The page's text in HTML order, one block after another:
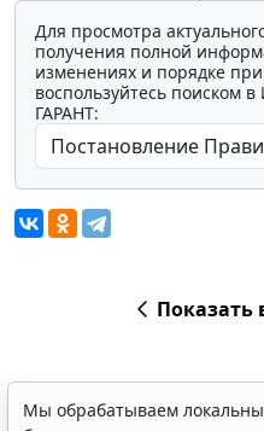
Для просмотра
получения полной
изменениях и порядке
воспользуйтесь поиском
ГАРАНТ:
Показать
Мы обрабатываем